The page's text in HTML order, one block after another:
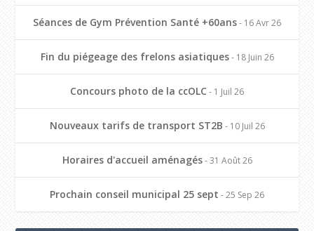
Séances de Gym Prévention Santé +60ans- 16 Avr 26
Fin du piégeage des frelons asiatiques- 18 Juin 26
Concours photo de la ccOLC - 1 Juil 26
Nouveaux tarifs de transport ST2B - 10 Juil 26
Horaires d'accueil aménagés- 31 Août 26
Prochain conseil municipal 25 sept - 25 Sep 26